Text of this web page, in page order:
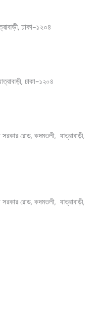
ঢাকা-১২০৪
ঢাকা-১২০৪
সরকার রোড, কদমতলী, যাত্রাবাড়ী,
সরকার রোড, কদমতলী, যাত্রাবাড়ী,